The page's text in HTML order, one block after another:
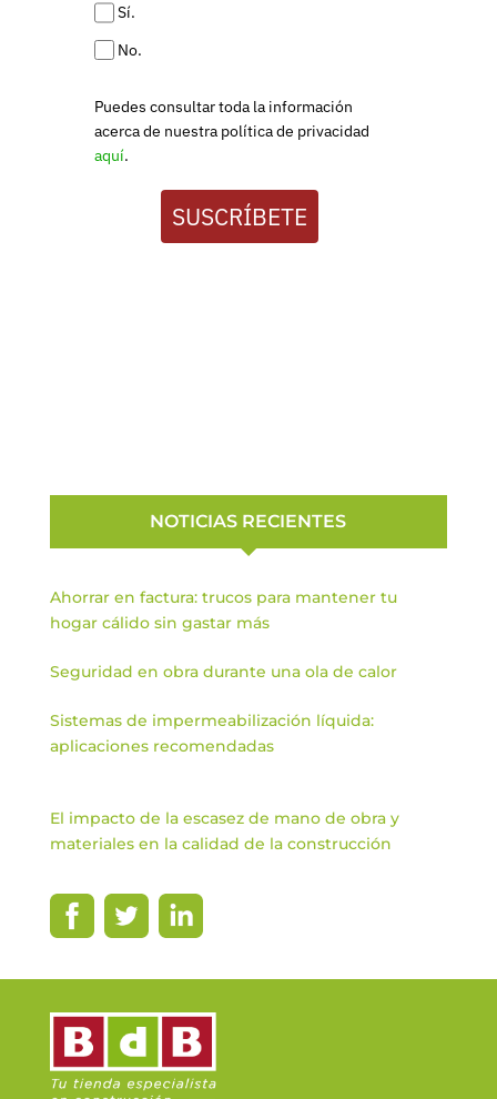
Sí.
No.
Puedes consultar toda la información
acerca de nuestra política de privacidad
aquí.
SUSCRÍBETE
NOTICIAS RECIENTES
Ahorrar en factura: trucos para mantener tu
hogar cálido sin gastar más
Seguridad en obra durante una ola de calor
Sistemas de impermeabilización líquida:
aplicaciones recomendadas
El impacto de la escasez de mano de obra y
materiales en la calidad de la construcción